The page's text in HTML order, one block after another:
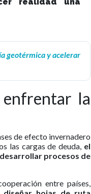
geotérmica y acelerar
la
de efecto invernadero
las cargas de deuda, el
procesos de
entre países,